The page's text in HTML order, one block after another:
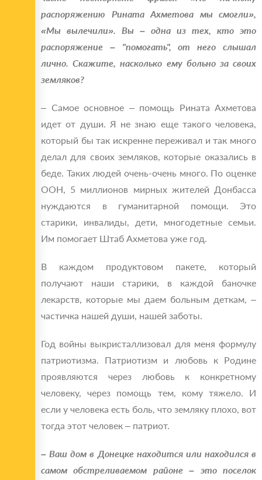
распоряжению Рината Ахметова мы смогли»,
«Мы вылечили». Вы – одна из тех, кто это
распоряжение – "помогать", от него слышал
лично. Скажите, насколько ему больно за своих
земляков?
– Самое основное – помощь Рината Ахметова
идет от души. Я не знаю еще такого человека,
который бы так искренне переживал и так много
делал для своих земляков, которые оказались в
беде. Таких людей очень-очень много. По оценке
ООН, 5 миллионов мирных жителей Донбасса
нуждаются в гуманитарной помощи. Это
старики, инвалиды, дети, многодетные семьи.
Им помогает Штаб Ахметова уже год.
В каждом продуктовом пакете, который
получают наши старики, в каждой баночке
лекарств, которые мы даем больным деткам, –
частичка нашей души, нашей заботы.
Год войны выкристаллизовал для меня формулу
патриотизма. Патриотизм и любовь к Родине
проявляются через любовь к конкретному
человеку, через помощь тем, кому тяжело. И
если у человека есть боль, что земляку плохо, вот
тогда этот человек – патриот.
– Ваш дом в Донецке находится или находился в
самом обстреливаемом районе – это поселок